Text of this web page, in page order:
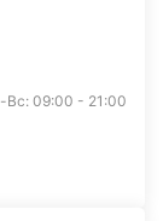
Вс: 09:00 - 21:00